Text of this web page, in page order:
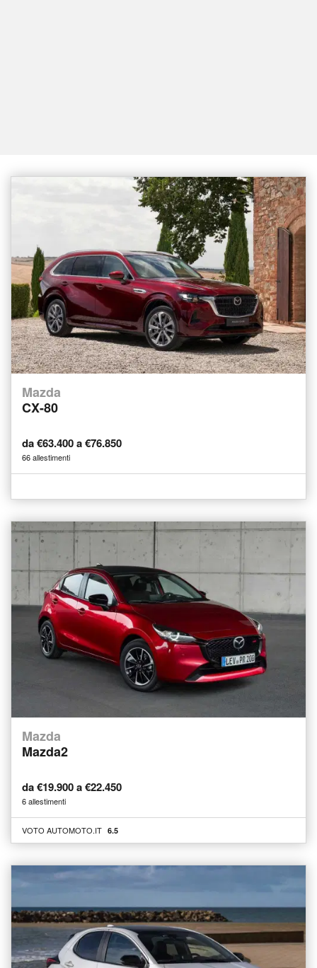
Mazda
CX-80
da €63.400 a €76.850
66 allestimenti
Mazda
Mazda2
da €19.900 a €22.450
6 allestimenti
VOTO AUTOMOTO.IT 6.5